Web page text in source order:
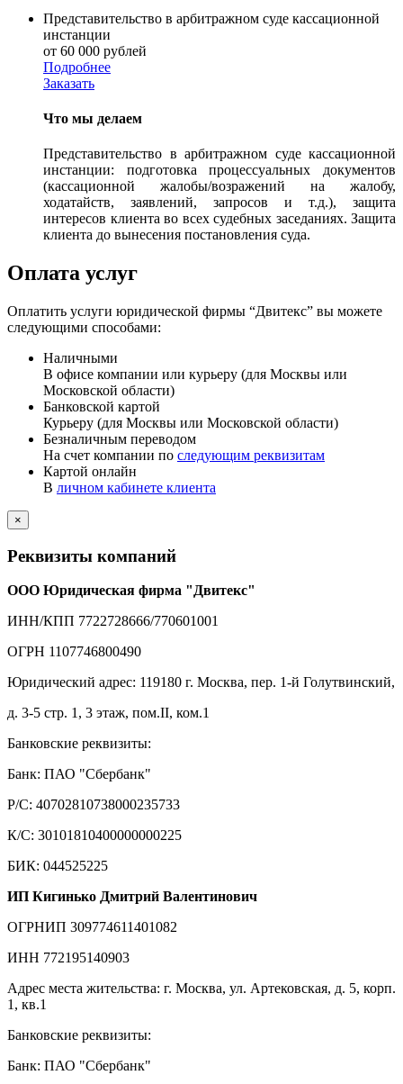
Представительство в арбитражном суде кассационной
инстанции
от 60 000 рублей
Подробнее
Заказать
Что мы делаем
Представительство в арбитражном суде кассационной
инстанции: подготовка процессуальных документов
(кассационной жалобы/возражений на жалобу,
ходатайств, заявлений, запросов и т.д.), защита
интересов клиента во всех судебных заседаниях. Защита
клиента до вынесения постановления суда.
Оплата услуг
Оплатить услуги юридической фирмы “Двитекс” вы можете
следующими способами:
Наличными
В офисе компании или курьеру (для Москвы или
Московской области)
Банковской картой
Курьеру (для Москвы или Московской области)
Безналичным переводом
На счет компании по следующим реквизитам
Картой онлайн
В личном кабинете клиента
×
Реквизиты компаний
ООО Юридическая фирма "Двитекс"
ИНН/КПП 7722728666/770601001
ОГРН 1107746800490
Юридический адрес: 119180 г. Москва, пер. 1-й Голутвинский,
д. 3-5 стр. 1, 3 этаж, пом.II, ком.1
Банковские реквизиты:
Банк: ПАО "Сбербанк"
Р/С: 40702810738000235733
К/С: 30101810400000000225
БИК: 044525225
ИП Кигинько Дмитрий Валентинович
ОГРНИП 309774611401082
ИНН 772195140903
Адрес места жительства: г. Москва, ул. Артековская, д. 5, корп.
1, кв.1
Банковские реквизиты:
Банк: ПАО "Сбербанк"